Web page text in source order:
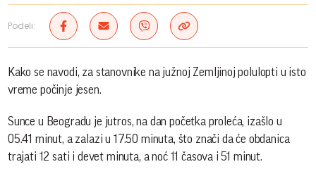
Podeli:
Kako se navodi, za stanovnike na južnoj Zemljinoj polulopti u isto
vreme počinje jesen.
Sunce u Beogradu je jutros, na dan početka proleća, izašlo u
05.41 minut, a zalazi u 17.50 minuta, što znači da će obdanica
trajati 12 sati i devet minuta, a noć 11 časova i 51 minut.